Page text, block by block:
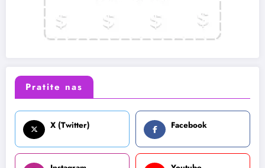
Pratite nas
X (Twitter) Facebook